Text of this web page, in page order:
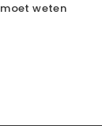
weten